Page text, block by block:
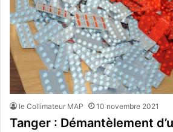
le Collimateur MAP 10 novembre 2021
Tanger : Démantèlement